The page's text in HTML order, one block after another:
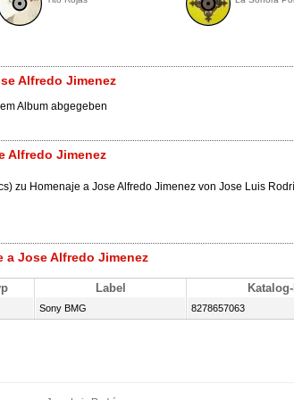
Alfredo Jimenez
Album abgegeben
Alfredo Jimenez
zu Homenaje a Jose Alfredo Jimenez von Jose Luis
a Jose Alfredo Jimenez
Label
Sony BMG 8278657063